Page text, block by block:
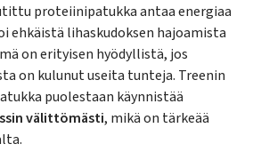
proteiinipatukka antaa energiaa
ehkäistä lihaskudoksen hajoamista
on erityisen hyödyllistä, jos
on kulunut useita tunteja. Treenin
puolestaan käynnistää
välittömästi, mikä on tärkeää